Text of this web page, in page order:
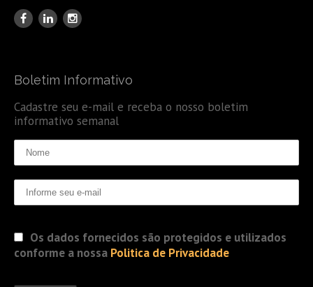
Boletim Informativo
Cadastre seu e-mail e receba o nosso boletim
informativo semanal
Os dados fornecidos são protegidos e utilizados
conforme a nossa Politica de Privacidade